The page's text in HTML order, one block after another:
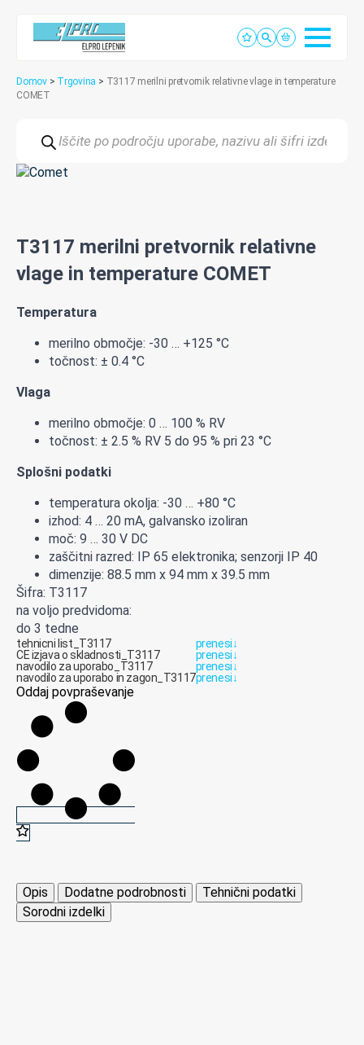
Domov > Trgovina > T3117 merilni pretvornik relativne vlage in temperature
COMET
search
T3117 merilni pretvornik relativne
vlage in temperature COMET
Temperatura
merilno območje: -30 … +125 °C
točnost: ± 0.4 °C
Vlaga
merilno območje: 0 … 100 % RV
točnost: ± 2.5 % RV 5 do 95 % pri 23 °C
Splošni podatki
temperatura okolja: -30 … +80 °C
izhod: 4 … 20 mA, galvansko izoliran
moč: 9 … 30 V DC
zaščitni razred: IP 65 elektronika; senzorji IP 40
dimenzije: 88.5 mm x 94 mm x 39.5 mm
Šifra: T3117
na voljo predvidoma:
do 3 tedne
tehnicni list_T3117 prenesi↓
CE izjava o skladnosti_T3117
prenesi↓
navodilo za uporabo_T3117
prenesi↓
navodilo za uporabo in zagon_T3117prenesi↓
Oddaj povpraševanje
Opis Dodatne podrobnosti
Tehnični podatki
Sorodni izdelki